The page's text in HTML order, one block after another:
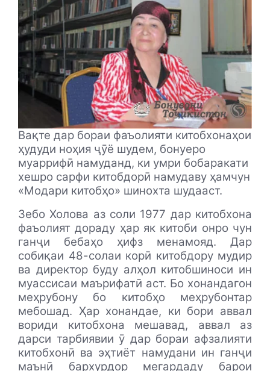
Вақте дар бораи фаъолияти китобхонаҳои
ҳудуди ноҳия ҷӯё шудем, бонуеро
муаррифӣ намуданд, ки умри бобаракати
хешро сарфи китобдорӣ намудаву ҳамчун
«Модари китобҳо» шинохта шудааст.
Зебо Холова аз соли 1977 дар китобхона
фаъолият дораду ҳар як китоби онро чун
ганҷи бебаҳо ҳифз менамояд. Дар
собиқаи 48-солаи корӣ китобдору мудир
ва директор буду алҳол китобшиноси ин
муассисаи маърифатӣ аст. Бо хонандагон
меҳрубону бо китобҳо меҳрубонтар
мебошад. Ҳар хонандае, ки бори аввал
вориди китобхона мешавад, аввал аз
дарси тарбиявии ӯ дар бораи афзалияти
китобхонӣ ва эҳтиёт намудани ин ганҷи
маънӣ бархурдор мегардаду барои